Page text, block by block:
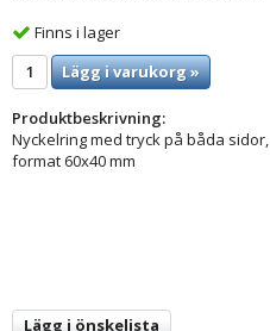
Finns i lager
Lägg i varukorg »
Produktbeskrivning:
Nyckelring med tryck på båda sidor,
format 60x40 mm
Lägg i önskelista